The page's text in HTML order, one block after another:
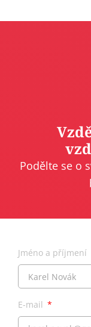
Podělte se o
Jméno a příjmení
E-mail